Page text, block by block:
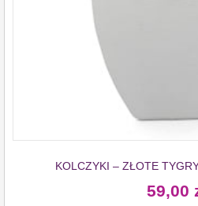
KOLCZYKI – ZŁOTE
59,00